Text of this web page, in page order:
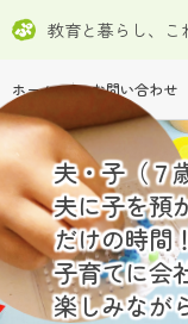
教育と暮らし、こ
ホーム お問い合わせ
夫・子（７
夫に子を預
だけの時間！
子育てに会
楽しみなが